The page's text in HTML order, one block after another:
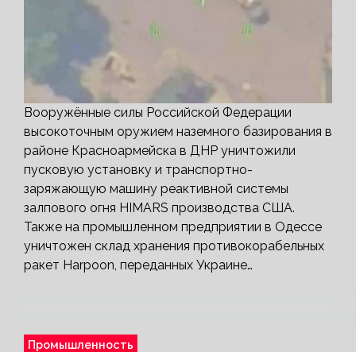
Вооружённые силы Российской Федерации
высокоточным оружием наземного базирования в
районе Красноармейска в ДНР уничтожили
пусковую установку и транспортно-
заряжающую машину реактивной системы
залпового огня HIMARS производства США.
Также на промышленном предприятии в Одессе
уничтожен склад хранения противокорабельных
ракет Harpoon, переданных Украине…
Промышленность